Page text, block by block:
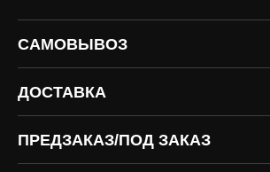
САМОВЫВОЗ
ДОСТАВКА
ПРЕДЗАКАЗ/ПОД ЗАКАЗ
Доставка по всей России и странам
СНГ